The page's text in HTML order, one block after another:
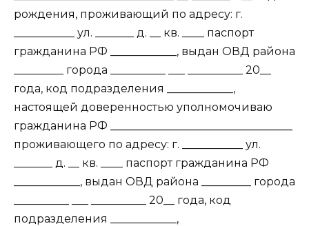
рождения, проживающий по адресу: г.
___________ ул. _______ д. __ кв. ____ паспорт
гражданина РФ ____________, выдан ОВД района
_________ города __________ ___ __________ 20__
года, код подразделения ____________,
настоящей доверенностью уполномочиваю
гражданина РФ
проживающего по адресу: г. ___________ ул.
_______ д. __ кв. ____ паспорт гражданина РФ
____________, выдан ОВД района _________ города
__________ ___ __________ 20__ года, код
подразделения ____________,